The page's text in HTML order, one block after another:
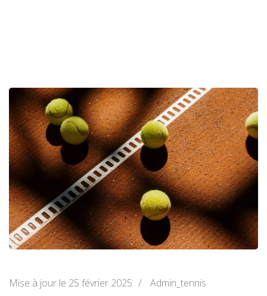
Mise à jour le 25 février 2025 / Admin_tennis